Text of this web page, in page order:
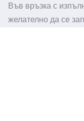
Във връзка с
желателно да се